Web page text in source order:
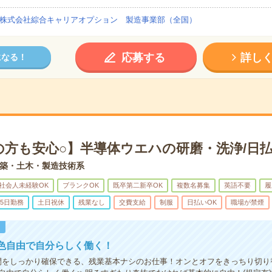
株式会社綜合キャリアオプション 製造事業部（全国）
る！ 応募する 詳し
方も安心○】半導体ウエハの研磨・洗浄/日
・土木・製造技術系
会人未経験OK ブランクOK 既卒第二新卒OK 複数名募集 英語不要
日勤務 土日祝休 残業なし 交費支給 制服 日払いOK 職場が禁煙
自由で自分らしく働く！
しっかり確保できる、残業基本ナシのお仕事！オンとオフをきっちり切り